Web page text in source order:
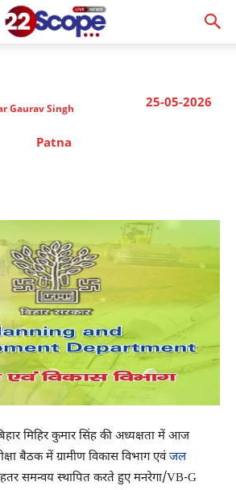
25-05-2026
Gaurav Singh
Patna
मिहिर कुमार सिंह की अध्यक्षता में आज
बैठक में ग्रामीण विकास विभाग एवंजल
समन्वय स्थापित करते हुए मनरेगा/VB-G